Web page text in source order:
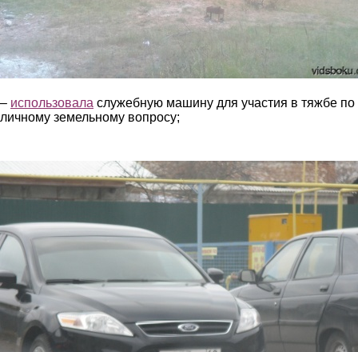
– использовала служебную машину для участия в тяжбе по
личному земельному вопросу;
3.jpg